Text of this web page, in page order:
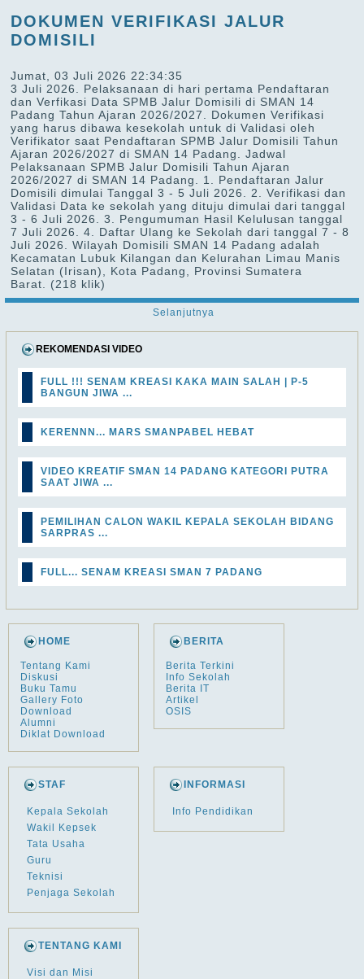
DOKUMEN VERIFIKASI JALUR
DOMISILI
Jumat, 03 Juli 2026 22:34:35
3 Juli 2026. Pelaksanaan di hari pertama Pendaftaran
dan Verfikasi Data SPMB Jalur Domisili di SMAN 14
Padang Tahun Ajaran 2026/2027. Dokumen Verifikasi
yang harus dibawa kesekolah untuk di Validasi oleh
Verifikator saat Pendaftaran SPMB Jalur Domisili Tahun
Ajaran 2026/2027 di SMAN 14 Padang. Jadwal
Pelaksanaan SPMB Jalur Domisili Tahun Ajaran
2026/2027 di SMAN 14 Padang. 1. Pendaftaran Jalur
Domisili dimulai Tanggal 3 - 5 Juli 2026. 2. Verifikasi dan
Validasi Data ke sekolah yang dituju dimulai dari tanggal
3 - 6 Juli 2026. 3. Pengumuman Hasil Kelulusan tanggal
7 Juli 2026. 4. Daftar Ulang ke Sekolah dari tanggal 7 - 8
Juli 2026. Wilayah Domisili SMAN 14 Padang adalah
Kecamatan Lubuk Kilangan dan Kelurahan Limau Manis
Selatan (Irisan), Kota Padang, Provinsi Sumatera
Barat. (218 klik)
Selanjutnya
REKOMENDASI VIDEO
FULL !!! SENAM KREASI KAKA MAIN SALAH | P-5
BANGUN JIWA ...
KERENNN... MARS SMANPABEL HEBAT
VIDEO KREATIF SMAN 14 PADANG KATEGORI PUTRA
SAAT JIWA ...
PEMILIHAN CALON WAKIL KEPALA SEKOLAH BIDANG
SARPRAS ...
FULL... SENAM KREASI SMAN 7 PADANG
HOME
Tentang Kami
Diskusi
Buku Tamu
Gallery Foto
Download
Alumni
Diklat Download
BERITA
Berita Terkini
Info Sekolah
Berita IT
Artikel
OSIS
STAF
Kepala Sekolah
Wakil Kepsek
Tata Usaha
Guru
Teknisi
Penjaga Sekolah
INFORMASI
Info Pendidikan
TENTANG KAMI
Visi dan Misi